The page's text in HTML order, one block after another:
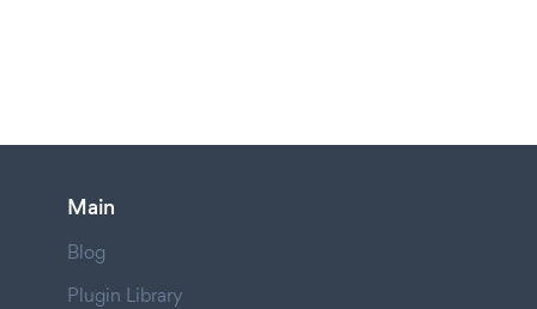
Main
Blog
Plugin Library